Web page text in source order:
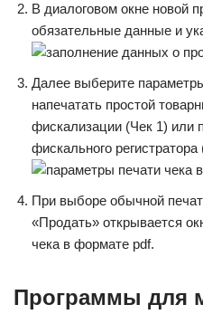
В диалоговом окне новой
обязательные данные и
Далее выберите
напечатать простой
фискализации (Чек 1) или
фискального регистратора
При выборе обычной
«Продать» открывается
чека в формате pdf.
Программы для